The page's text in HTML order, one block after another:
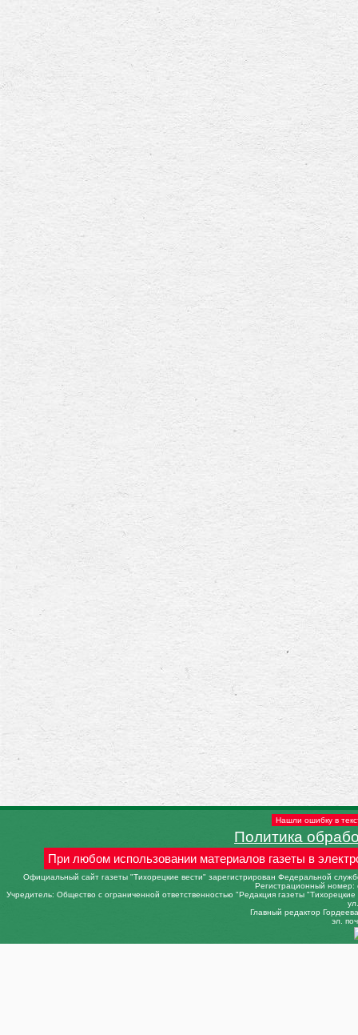
Нашли ошибку в
Политика
При любом использовании материалов газеты в
Официальный сайт газеты "Тихорецкие вести" зарегистрирован Федеральной
Регистрационный
Учредитель: Общество с ограниченной ответственностью "Редакция газеты
Главный редактор
эл.